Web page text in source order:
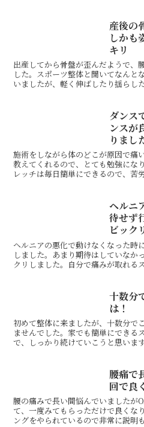
産後の
しかも
キリ
出産してから骨盤が歪んだようで、
した。スポーツ整体と聞いてなんと
いましたが、軽く伸ばしたり揺らし
ダンス
ンスが
りまし
施術をしながら体のどこが原因で痛
教えてくれるので、とても勉強にな
レッチは毎日簡単にできるので、苦
ヘルニ
待せず
ビック
ヘルニアの悪化で動けなくなった時
しました。あまり期待はしていなか
クリしました。自分で痛みが取れる
十数分
は！
初めて整体に来ましたが、十数分で
ませんでした。家でも簡単にできる
で、しっかり続けていこうと思い
腰痛で
回で良
腰の痛みで長い間悩んでいましたが
て、一度みてもらっただけで良くな
ングをやられているので非常に説明